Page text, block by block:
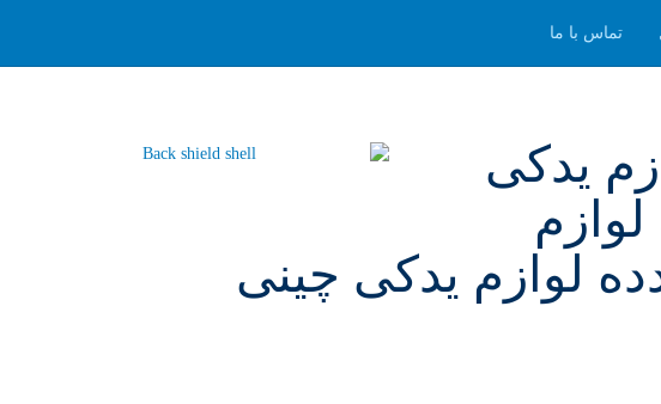
تماس با ما
یدکی
لوازم یدکی چینی